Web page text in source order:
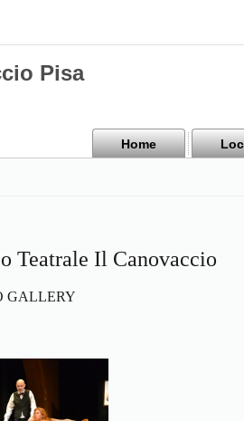
Pisa
Home
Teatrale Il Canovaccio
GALLERY